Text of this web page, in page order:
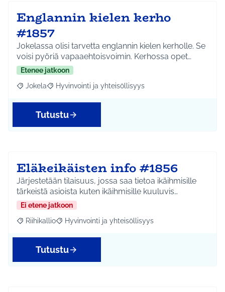
Englannin kielen kerho
#1857
Jokelassa olisi tarvetta englannin kielen kerholle. Se
voisi pyöriä vapaaehtoisvoimin. Kerhossa opet…
Etenee jatkoon
Rajaa tulokset aihepiirin mukaan: Jokela
Jokela Rajaa tulokset teeman mukaan: Hyvinvointi ja
Hyvinvointi ja yhteisöllisyys
Tutustu
Eläkeikäisten info #1856
Järjestetään tilaisuus, jossa saa tietoa ikäihmisille
tärkeistä asioista kuten ikäihmisille kuuluvis…
Ei etene jatkoon
Rajaa tulokset aihepiirin mukaan: Riihikallio
Riihikallio Rajaa tulokset teeman mukaan: Hyvinvointi ja
Hyvinvointi ja yhteisöllisyys
Tutustu